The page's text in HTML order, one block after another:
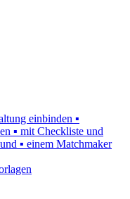
einbinden ▪
▪ mit Checkliste und
▪ einem Matchmaker